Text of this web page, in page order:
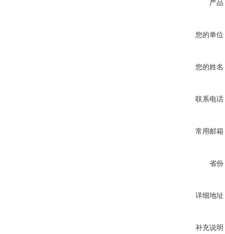
产品
您的单位
您的姓名
联系电话
常用邮箱
省份
详细地址
补充说明